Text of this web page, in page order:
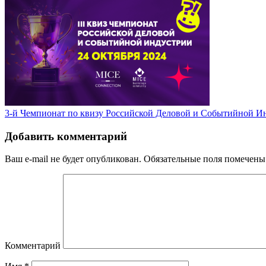
3-й Чемпионат по квизу Российской Деловой и Событийной
Добавить комментарий
Ваш e-mail не будет опубликован. Обязательные поля помечены
Комментарий